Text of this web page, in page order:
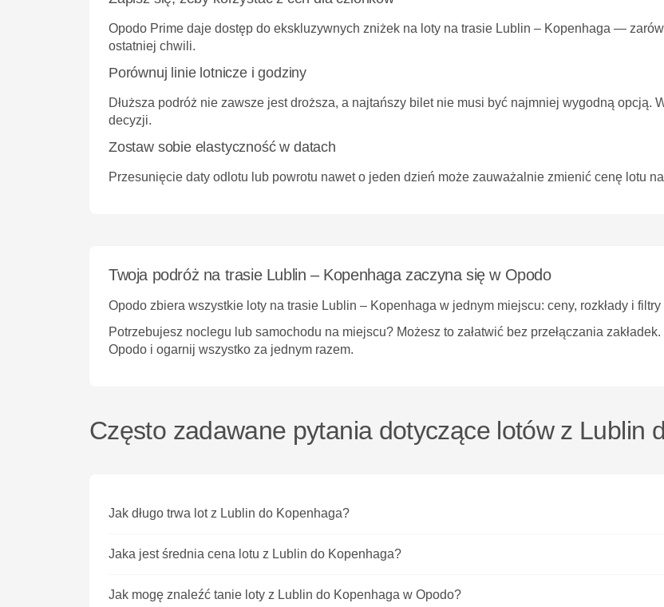
Opodo Prime daje dostęp do ekskluzywnych zniżek na loty na trasie Lublin – Kopenhaga —
ostatniej chwili.
Porównuj linie lotnicze i godziny
Dłuższa podróż nie zawsze jest droższa, a najtańszy bilet nie musi być najmniej wygodną opcją.
decyzji.
Zostaw sobie elastyczność w datach
Przesunięcie daty odlotu lub powrotu nawet o jeden dzień może zauważalnie zmienić cenę lotu
Twoja podróż na trasie Lublin – Kopenhaga zaczyna się w Opodo
Opodo zbiera wszystkie loty na trasie Lublin – Kopenhaga w jednym miejscu: ceny, rozkłady i
Potrzebujesz noclegu lub samochodu na miejscu? Możesz to załatwić bez przełączania zakładek.
Opodo i ogarnij wszystko za jednym razem.
Często zadawane pytania dotyczące lotów z Lublin
Jak długo trwa lot z Lublin do Kopenhaga?
Jaka jest średnia cena lotu z Lublin do Kopenhaga?
Jak mogę znaleźć tanie loty z Lublin do Kopenhaga w Opodo?